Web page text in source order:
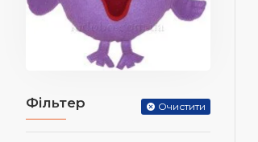
Фільтер Очистити